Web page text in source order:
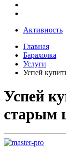
Активность
Главная
Барахолка
Услуги
Успей
Успей
старым